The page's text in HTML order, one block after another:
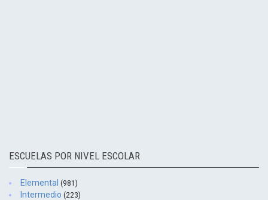
ESCUELAS POR NIVEL ESCOLAR
Elemental (981)
Intermedio (223)